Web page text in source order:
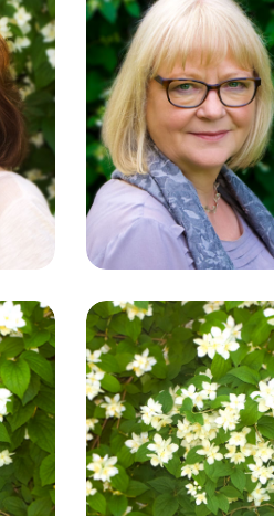
Annegret
Hinder
Pädagogische
Beratung
Elizabeth
Kornmann